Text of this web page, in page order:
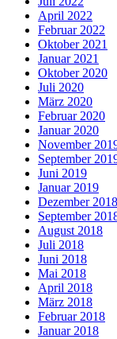
April 2022
Februar 2022
Oktober 2021
Januar 2021
Oktober 2020
Juli 2020
März 2020
Februar 2020
Januar 2020
November
September
Juni 2019
Januar 2019
Dezember 2018
September
August 2018
Juli 2018
Juni 2018
Mai 2018
April 2018
März 2018
Februar 2018
Januar 2018